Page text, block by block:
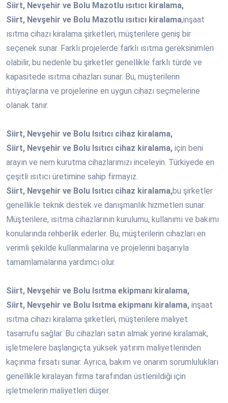
Siirt, Nevşehir ve Bolu Mazotlu ısıtıcı kiralama,
Siirt, Nevşehir ve Bolu Mazotlu ısıtıcı kiralama,inşaat
ısıtma cihazı kiralama şirketleri, müşterilere geniş bir
seçenek sunar. Farklı projelerde farklı ısıtma gereksinimleri
olabilir, bu nedenle bu şirketler genellikle farklı türde ve
kapasitede ısıtma cihazları sunar. Bu, müşterilerin
ihtiyaçlarına ve projelerine en uygun cihazı seçmelerine
olanak tanır.
Siirt, Nevşehir ve Bolu Isıtıcı cihaz kiralama,
Siirt, Nevşehir ve Bolu Isıtıcı cihaz kiralama, için beni
arayın ve nem kurutma cihazlarımızı inceleyin. Türkiyede en
çeşitli ısıtıcı üretimine sahip firmayız.
Siirt, Nevşehir ve Bolu Isıtıcı cihaz kiralama,bu şirketler
genellikle teknik destek ve danışmanlık hizmetleri sunar.
Müşterilere, ısıtma cihazlarının kurulumu, kullanımı ve bakımı
konularında rehberlik ederler. Bu, müşterilerin cihazları en
verimli şekilde kullanmalarına ve projelerini başarıyla
tamamlamalarına yardımcı olur.
Siirt, Nevşehir ve Bolu Isıtma ekipmanı kiralama,
Siirt, Nevşehir ve Bolu Isıtma ekipmanı kiralama, inşaat
ısıtma cihazı kiralama şirketleri, müşterilere maliyet
tasarrufu sağlar. Bu cihazları satın almak yerine kiralamak,
işletmelere başlangıçta yüksek yatırım maliyetlerinden
kaçınma fırsatı sunar. Ayrıca, bakım ve onarım sorumlulukları
genellikle kiralayan firma tarafından üstlenildiği için
işletmelerin maliyetleri düşer.